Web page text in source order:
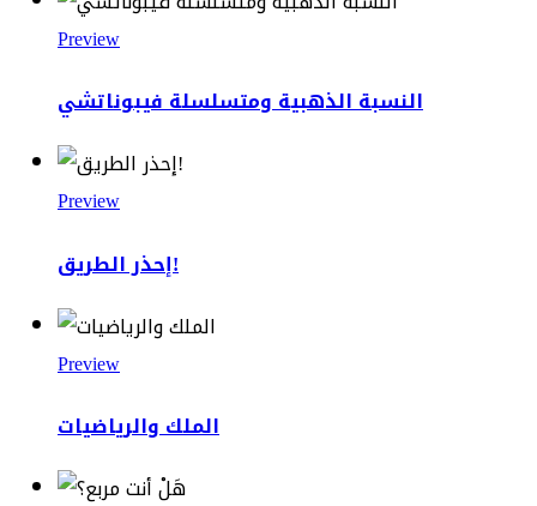
Preview
النسبة الذهبية ومتسلسلة فيبوناتشي
Preview
إحذر الطريق!
Preview
الملك والرياضيات